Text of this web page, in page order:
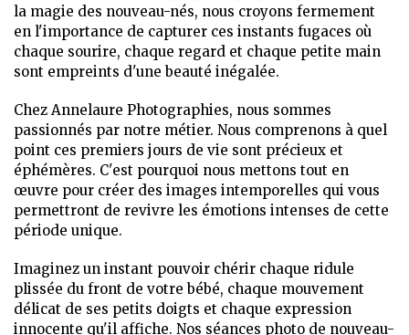
la magie des nouveau-nés, nous croyons fermement
en l'importance de capturer ces instants fugaces où
chaque sourire, chaque regard et chaque petite main
sont empreints d'une beauté inégalée.
Chez Annelaure Photographies, nous sommes
passionnés par notre métier. Nous comprenons à quel
point ces premiers jours de vie sont précieux et
éphémères. C'est pourquoi nous mettons tout en
œuvre pour créer des images intemporelles qui vous
permettront de revivre les émotions intenses de cette
période unique.
Imaginez un instant pouvoir chérir chaque ridule
plissée du front de votre bébé, chaque mouvement
délicat de ses petits doigts et chaque expression
innocente qu'il affiche. Nos séances photo de nouveau-